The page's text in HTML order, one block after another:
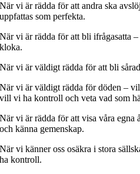
När vi är rädda för att andra ska
uppfattas som perfekta.
När vi är rädda för att bli ifrågasatta
kloka.
När vi är väldigt rädda för att bli
När vi är väldigt rädda för döden –
vill vi ha kontroll och veta vad som
När vi är rädda för att visa våra
och känna gemenskap.
När vi känner oss osäkra i stora
ha kontroll.